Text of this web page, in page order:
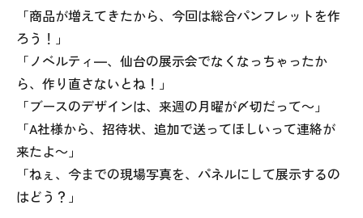
「商品が増えてきたから、今回は総合パンフレットを作
ろう！」
「ノベルティ―、仙台の展示会でなくなっちゃったか
ら、作り直さないとね！」
「ブースのデザインは、来週の月曜が〆切だって～」
「A社様から、招待状、追加で送ってほしいって連絡が
来たよ～」
「ねぇ、今までの現場写真を、パネルにして展示するの
はどう？」